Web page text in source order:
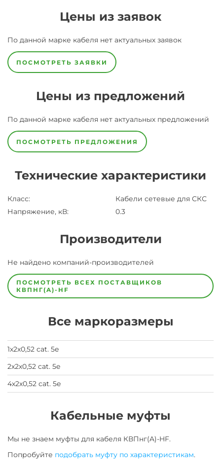
Цены из заявок
По данной марке кабеля нет актуальных заявок
ПОСМОТРЕТЬ ЗАЯВКИ
Цены из предложений
По данной марке кабеля нет актуальных предложений
ПОСМОТРЕТЬ ПРЕДЛОЖЕНИЯ
Технические характеристики
Класс:
Кабели сетевые для СКС
Напряжение, кВ: 0.3
Производители
ЗаводЗавод-
предпочел
скрыть
свои
Не найдено компаний-производителей
ПОСМОТРЕТЬ ВСЕХ ПОСТАВЩИКОВ
КВПНГ(A)-HF
Все маркоразмеры
1х2х0,52 cat. 5e
2х2х0,52 cat. 5e
4х2х0,52 cat. 5e
Кабельные муфты
Мы не знаем муфты для кабеля КВПнг(A)-HF.
Попробуйте подобрать муфту по характеристикам.